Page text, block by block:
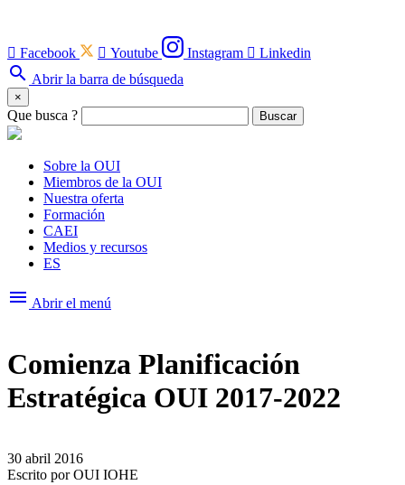
 Facebook  Youtube Instagram  Linkedin
search Abrir la barra de búsqueda
×
Que busca ? Buscar
Sobre la OUI
Miembros de la OUI
Nuestra oferta
Formación
CAEI
Medios y recursos
ES
menu Abrir el menú
Comienza Planificación
Estratégica OUI 2017-2022
30 abril 2016
Escrito porOUI IOHE